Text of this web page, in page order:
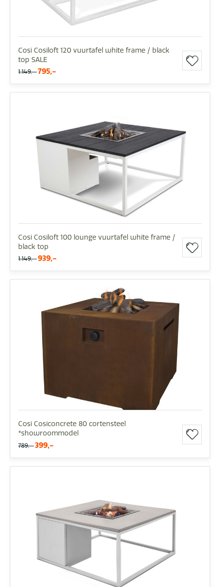
Cosi Cosiloft 120 vuurtafel white frame / black
top SALE
1.149,- 795,-
Cosi Cosiloft 100 lounge vuurtafel white frame /
black top
1.149,- 939,-
Cosi Cosiconcrete 80 cortensteel
*showroommodel
789,- 399,-